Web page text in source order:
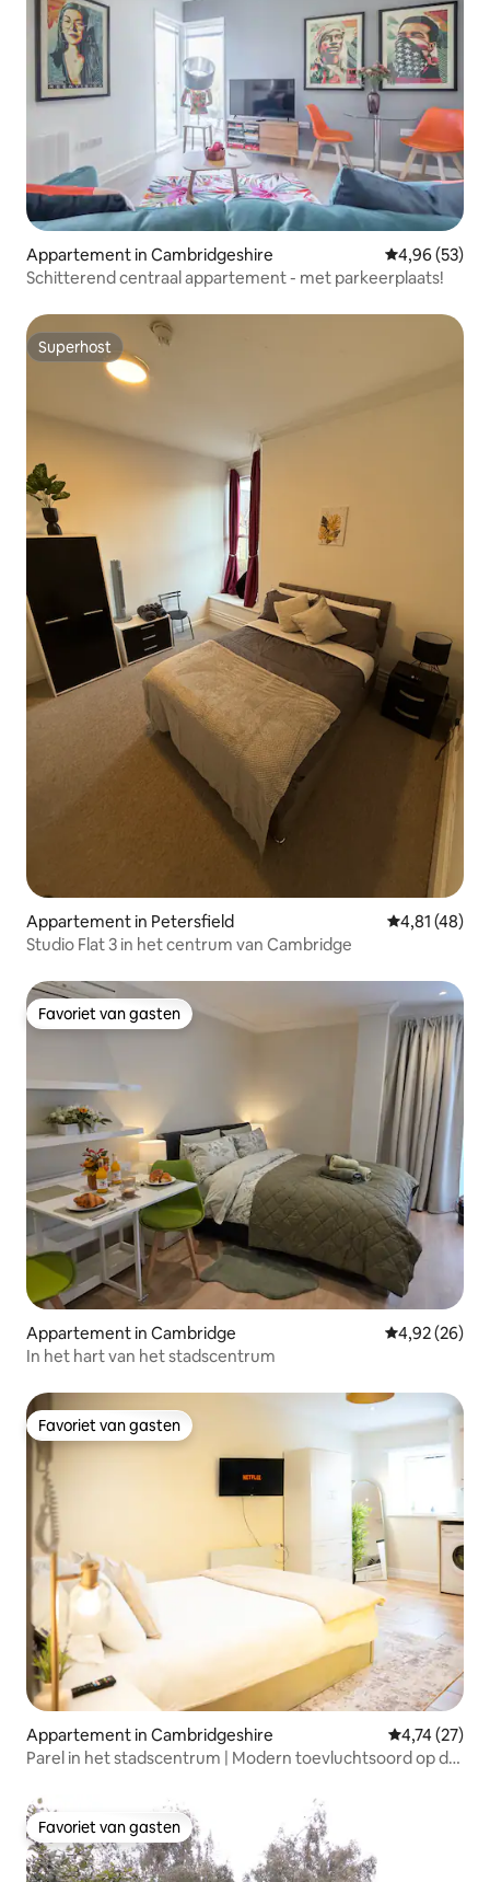
Appartement in Cambridgeshire Gemiddelde
4,96 (53)
Schitterend centraal appartement - met parkeerplaats!
Superhost
Superhost
Appartement in Petersfield Gemiddelde
4,81 (48)
Studio Flat 3 in het centrum van Cambridge
Favoriet van gasten
Favoriet van gasten
Appartement in Cambridge Gemiddelde
4,92 (26)
In het hart van het stadscentrum
Favoriet van gasten
Favoriet van gasten
Appartement in Cambridgeshire Gemiddelde
4,74 (27)
Parel in het stadscentrum | Modern toevluchtsoord op de
Favoriet van gasten
Favoriet van gasten